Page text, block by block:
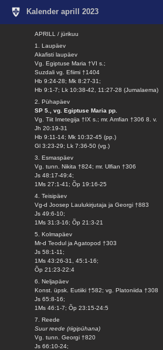
Kalender aprill 2023
APRILL / jürikuu
1. Laupäev
Akafisti laupäev
Vg. Egiptuse Maria †VI s.;
Suzdali vg. Efiimi †1404
Hb 9:24-28; Mk 8:27-31;
Hb 9:1-7; Lk 10:38-42, 11:27-28 (Jumalaema)
2. Pühapäev
SP 5., vg. Egiptuse Maria pp.
Vg. Tiit Imetegija †IX s.; mr. Amfian †306 8. v.
Jh 20:19-31
Hb 9:11-14; Mk 10:32-45 (pp.)
Gl 3:23-29; Lk 7:36-50 (vg.)
3. Esmaspäev
Vg. tunn. Nikita †824; mr. Ulfian †306
Js 48:17-49:4;
1Ms 27:1-41; Õp 19:16-25
4. Teisipäev
Vg-d Joosep Laulukirjutaja ja Georgi †883
Js 49:6-10;
1Ms 31:3-16; Õp 21:3-21
5. Kolmapäev
Mr-d Teodul ja Agatopod †303
Js 58:1-11;
1Ms 43:26-31, 45:1-16;
Õp 21:23-22:4
6. Neljapäev
Konst. üpsk. Eutiiki †582; vg. Platoniida †308
Js 65:8-16;
1Ms 46:1-7; Õp 23:15-24:5
7. Reede
Suur reede (riigipühana)
Vg. tunn. Georgi †820
Js 66:10-24;